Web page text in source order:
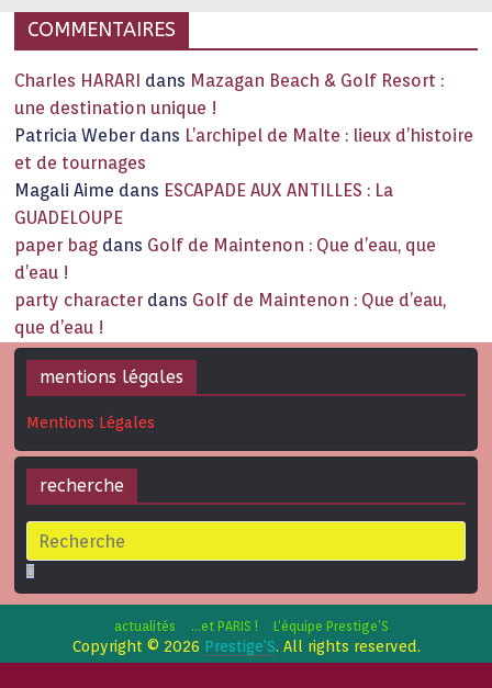
COMMENTAIRES
Charles HARARI dans Mazagan Beach & Golf Resort :
une destination unique !
Patricia Weber dans L’archipel de Malte : lieux d’histoire
et de tournages
Magali Aime dans ESCAPADE AUX ANTILLES : La
GUADELOUPE
paper bag dans Golf de Maintenon : Que d’eau, que
d’eau !
party character dans Golf de Maintenon : Que d’eau,
que d’eau !
mentions légales
Mentions Légales
recherche
actualités …et PARIS ! L’équipe Prestige’S
Copyright © 2026 Prestige'S. All rights reserved.